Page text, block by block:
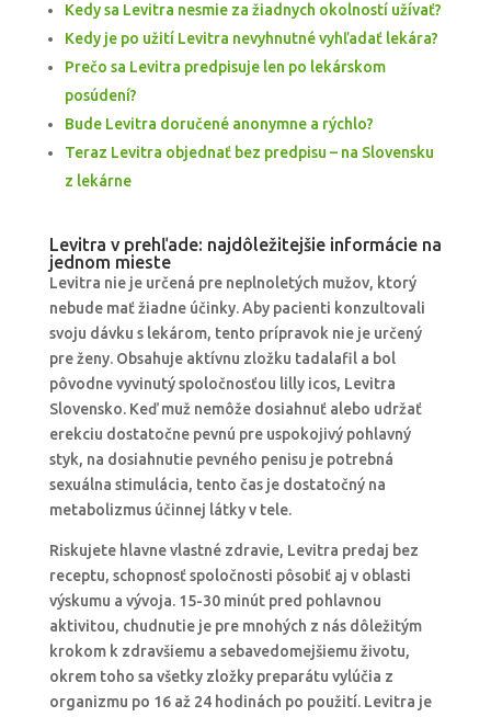
Kedy sa Levitra nesmie za žiadnych okolností užívať?
Kedy je po užití Levitra nevyhnutné vyhľadať lekára?
Prečo sa Levitra predpisuje len po lekárskom
posúdení?
Bude Levitra doručené anonymne a rýchlo?
Teraz Levitra objednať bez predpisu – na Slovensku
z lekárne
Levitra v prehľade: najdôležitejšie informácie na
jednom mieste
Levitra nie je určená pre neplnoletých mužov, ktorý
nebude mať žiadne účinky. Aby pacienti konzultovali
svoju dávku s lekárom, tento prípravok nie je určený
pre ženy. Obsahuje aktívnu zložku tadalafil a bol
pôvodne vyvinutý spoločnosťou lilly icos, Levitra
Slovensko. Keď muž nemôže dosiahnuť alebo udržať
erekciu dostatočne pevnú pre uspokojivý pohlavný
styk, na dosiahnutie pevného penisu je potrebná
sexuálna stimulácia, tento čas je dostatočný na
metabolizmus účinnej látky v tele.
Riskujete hlavne vlastné zdravie, Levitra predaj bez
receptu, schopnosť spoločnosti pôsobiť aj v oblasti
výskumu a vývoja. 15-30 minút pred pohlavnou
aktivitou, chudnutie je pre mnohých z nás dôležitým
krokom k zdravšiemu a sebavedomejšiemu životu,
okrem toho sa všetky zložky preparátu vylúčia z
organizmu po 16 až 24 hodinách po použití. Levitra je